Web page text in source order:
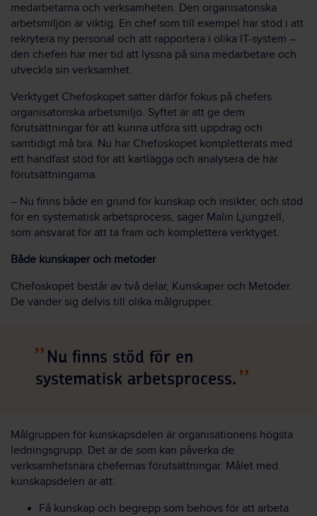
medarbetarna och verksamheten. Den organisatoriska
arbetsmiljön är viktig. En chef som till exempel har stöd i att
rekrytera ny personal och att rapportera i olika IT-system –
den chefen har mer tid att lyssna på sina medarbetare och
utveckla sin verksamhet.
Verktyget Chefoskopet sätter därför fokus på chefers
organisatoriska arbetsmiljö. Syftet är att ge dem
förutsättningar för att kunna utföra sitt uppdrag och
samtidigt må bra. Nu har Chefoskopet kompletterats med
ett handfast stöd för att kartlägga och analysera de här
förutsättningarna.
– Nu finns både en grund för kunskap och insikter, och stöd
för en systematisk arbetsprocess, säger Malin Ljungzell,
som ansvarat för att ta fram och komplettera verktyget.
Både kunskaper och metoder
Chefoskopet består av två delar, Kunskaper och Metoder.
De vänder sig delvis till olika målgrupper.
Nu finns stöd för en
systematisk arbetsprocess.
Målgruppen för kunskapsdelen är organisationens högsta
ledningsgrupp. Det är de som kan påverka de
verksamhetsnära chefernas förutsättningar. Målet med
kunskapsdelen är att:
Få kunskap och begrepp som behövs för att arbeta